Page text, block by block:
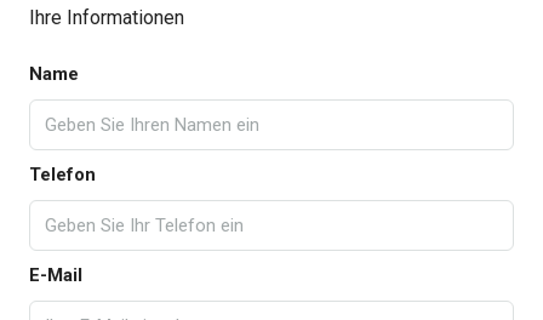
Ihre Informationen
Name
Telefon
E-Mail